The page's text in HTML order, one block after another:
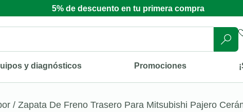
5% de descuento en tu primera compra
y diagnósticos Promociones
/ Zapata De Freno Trasero Para Mitsubishi Pajero